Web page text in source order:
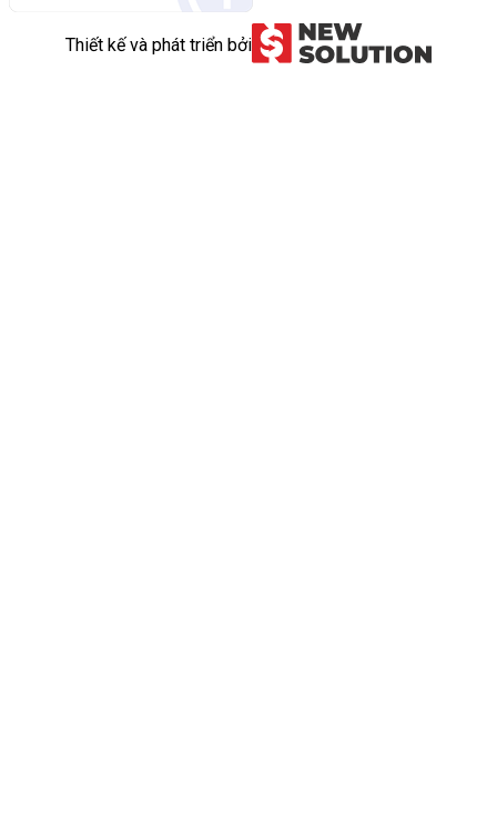
Thiết kế và phát triển bởi